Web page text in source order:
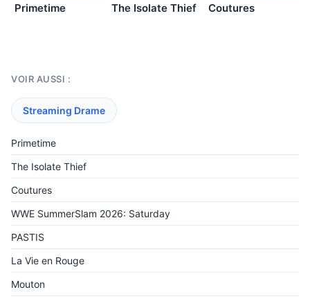
Primetime The Isolate Thief Coutures
VOIR AUSSI :
Streaming Drame
Primetime
The Isolate Thief
Coutures
WWE SummerSlam 2026: Saturday
PASTIS
La Vie en Rouge
Mouton